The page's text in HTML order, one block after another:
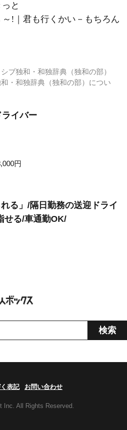
と
～!｜君も行くかい－もちろん
ブ独和・和独辞典（独和の部）
・和独辞典（独和の部）につい
イバー
円
る」/隔日勤務の送迎ドライ
せる/車通勤OK/
表記 お問い合わせ
All Rights Reserved.